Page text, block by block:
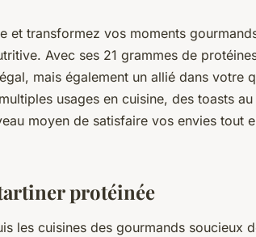
et transformez vos moments
Avec ses 21 grammes de
mais également un allié dans votre
usages en cuisine, des toasts
moyen de satisfaire vos envies tout
protéinée
les cuisines des gourmands soucieux